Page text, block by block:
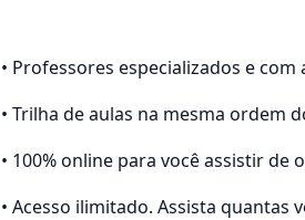
• Professores especializados e
• Trilha de aulas na mesma ordem
• 100% online para você assistir
• Acesso ilimitado. Assista quantas